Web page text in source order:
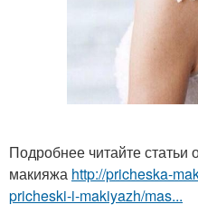
Подробнее читайте статьи
макияжа http://pricheska-
pricheski-i-makiyazh/mas...